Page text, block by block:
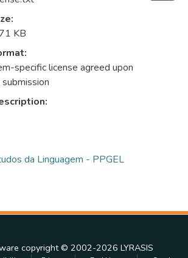
KB
specific license agreed upon
da Linguagem - PPGEL
copyright © 2002-2026 LYRASIS